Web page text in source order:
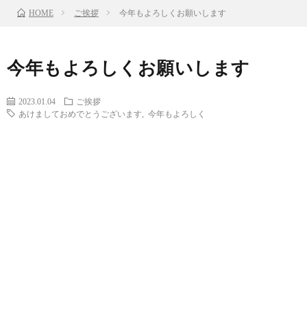
HOME ご挨拶 今年もよろしくお願いします
今年もよろしくお願いします
2023.01.04
ご挨拶
あけましておめでとうございます
今年もよろしく